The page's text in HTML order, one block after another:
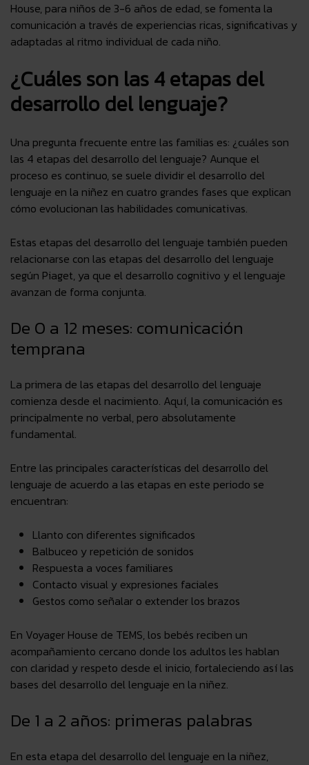
House, para niños de 3-6 años de edad, se fomenta la
comunicación a través de experiencias ricas, significativas y
adaptadas al ritmo individual de cada niño.
¿Cuáles son las 4 etapas del
desarrollo del lenguaje?
Una pregunta frecuente entre las familias es: ¿cuáles son
las 4 etapas del desarrollo del lenguaje? Aunque el
proceso es continuo, se suele dividir el desarrollo del
lenguaje en la niñez en cuatro grandes fases que explican
cómo evolucionan las habilidades comunicativas.
Estas etapas del desarrollo del lenguaje también pueden
relacionarse con las etapas del desarrollo del lenguaje
según Piaget, ya que el desarrollo cognitivo y el lenguaje
avanzan de forma conjunta.
De 0 a 12 meses: comunicación
temprana
La primera de las etapas del desarrollo del lenguaje
comienza desde el nacimiento. Aquí, la comunicación es
principalmente no verbal, pero absolutamente
fundamental.
Entre las principales características del desarrollo del
lenguaje de acuerdo a las etapas en este periodo se
encuentran:
Llanto con diferentes significados
Balbuceo y repetición de sonidos
Respuesta a voces familiares
Contacto visual y expresiones faciales
Gestos como señalar o extender los brazos
En Voyager House de TEMS, los bebés reciben un
acompañamiento cercano donde los adultos les hablan
con claridad y respeto desde el inicio, fortaleciendo así las
bases del desarrollo del lenguaje en la niñez.
De 1 a 2 años: primeras palabras
En esta etapa del desarrollo del lenguaje en la niñez,